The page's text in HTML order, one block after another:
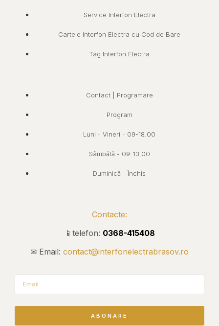
Service Interfon Electra
Cartele Interfon Electra cu Cod de Bare
Tag Interfon Electra
Contact | Programare
Program
Luni - Vineri - 09-18.00
Sâmbătă - 09-13.00
Duminică - Închis
Contacte:
📱telefon: 0368-415408
✉ Email: contact@interfonelectrabrasov.ro
ABONARE